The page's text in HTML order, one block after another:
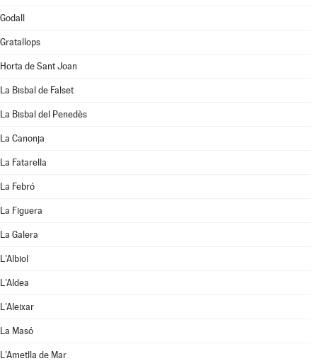
Godall
Gratallops
Horta de Sant Joan
La Bisbal de Falset
La Bisbal del Penedès
La Canonja
La Fatarella
La Febró
La Figuera
La Galera
L'Albiol
L'Aldea
L'Aleixar
La Masó
L'Ametlla de Mar